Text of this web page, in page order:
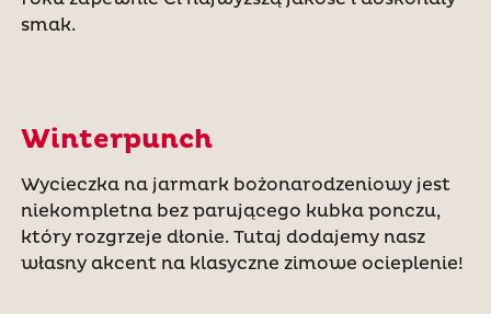
smak.
Winterpunch
Wycieczka na jarmark bożonarodzeniowy jest
niekompletna bez parującego kubka ponczu,
który rozgrzeje dłonie. Tutaj dodajemy nasz
własny akcent na klasyczne zimowe ocieplenie!